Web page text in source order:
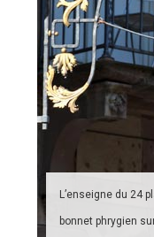
L’enseigne du 24
bonnet phrygien